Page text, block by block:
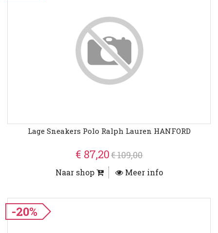
Lage Sneakers Polo Ralph Lauren HANFORD
€ 87,20€ 109,00
Naar shop Meer info
-20%